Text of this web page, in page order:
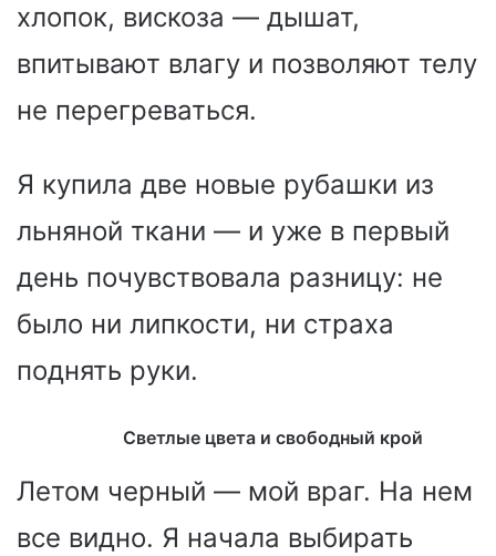
хлопок, вискоза — дышат,
впитывают влагу и позволяют телу
не перегреваться.
Я купила две новые рубашки из
льняной ткани — и уже в первый
день почувствовала разницу: не
было ни липкости, ни страха
поднять руки.
Светлые цвета и свободный крой
Летом черный — мой враг. На нем
все видно. Я начала выбирать